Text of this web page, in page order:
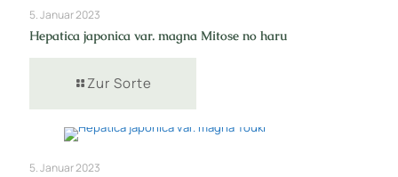
5. Januar 2023
Hepatica japonica var. magna Mitose no haru
Zur Sorte
5. Januar 2023